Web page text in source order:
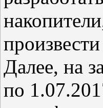
Далее, на
по